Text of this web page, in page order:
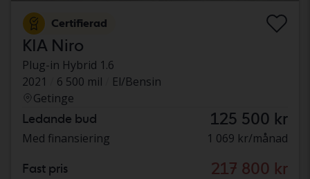
Certifierad
KIA Niro
Plug-in Hybrid 1.6
2021
6 500 mil
El/Bensin
Getinge
Ledande bud 125 500 kr
Med finansiering 1 069 kr/månad
Fast pris 217 800 kr